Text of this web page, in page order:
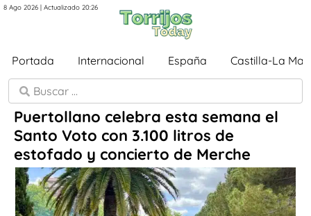
8 Ago 2026 | Actualizado 20:26
Portada Internacional España Castilla-La
Puertollano celebra esta semana el
Santo Voto con 3.100 litros de
estofado y concierto de Merche